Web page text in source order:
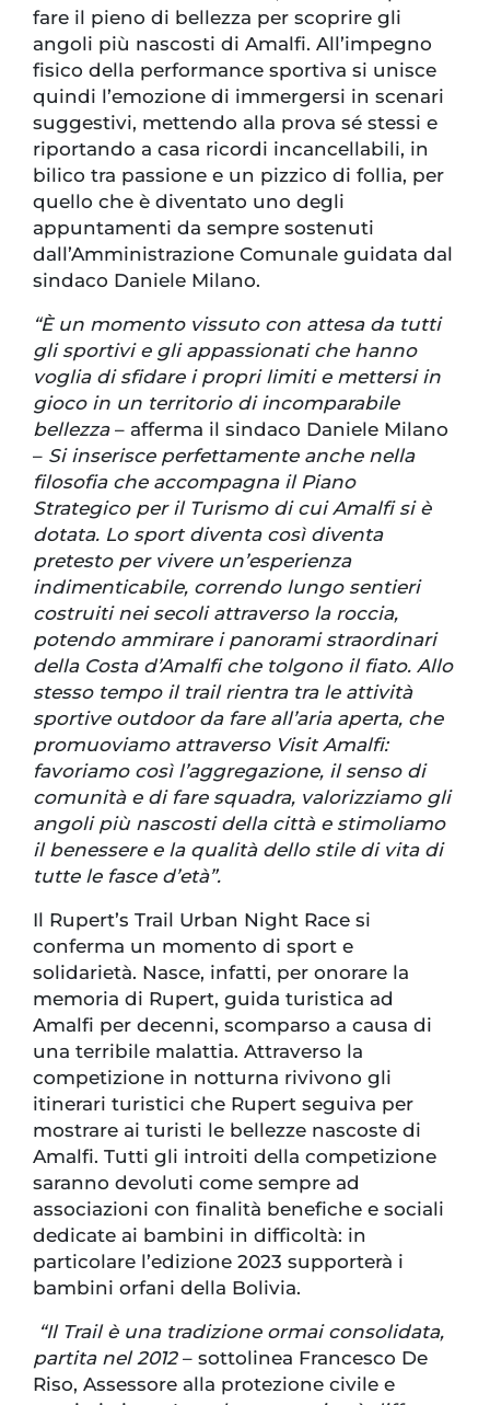
fare il pieno di bellezza per scoprire gli
angoli più nascosti di Amalfi. All’impegno
fisico della performance sportiva si unisce
quindi l’emozione di immergersi in scenari
suggestivi, mettendo alla prova sé stessi e
riportando a casa ricordi incancellabili, in
bilico tra passione e un pizzico di follia, per
quello che è diventato uno degli
appuntamenti da sempre sostenuti
dall’Amministrazione Comunale guidata dal
sindaco Daniele Milano.
“È un momento vissuto con attesa da tutti
gli sportivi e gli appassionati che hanno
voglia di sfidare i propri limiti e mettersi in
gioco in un territorio di incomparabile
bellezza– afferma il sindaco Daniele Milano
– Si inserisce perfettamente anche nella
filosofia che accompagna il Piano
Strategico per il Turismo di cui Amalfi si è
dotata. Lo sport diventa così diventa
pretesto per vivere un’esperienza
indimenticabile, correndo lungo sentieri
costruiti nei secoli attraverso la roccia,
potendo ammirare i panorami straordinari
della Costa d’Amalfi che tolgono il fiato. Allo
stesso tempo il trail rientra tra le attività
sportive outdoor da fare all’aria aperta, che
promuoviamo attraverso Visit Amalfi:
favoriamo così l’aggregazione, il senso di
comunità e di fare squadra, valorizziamo gli
angoli più nascosti della città e stimoliamo
il benessere e la qualità dello stile di vita di
tutte le fasce d’età”.
Il Rupert’s Trail Urban Night Race si
conferma un momento di sport e
solidarietà. Nasce, infatti, per onorare la
memoria di Rupert, guida turistica ad
Amalfi per decenni, scomparso a causa di
una terribile malattia. Attraverso la
competizione in notturna rivivono gli
itinerari turistici che Rupert seguiva per
mostrare ai turisti le bellezze nascoste di
Amalfi. Tutti gli introiti della competizione
saranno devoluti come sempre ad
associazioni con finalità benefiche e sociali
dedicate ai bambini in difficoltà: in
particolare l’edizione 2023 supporterà i
bambini orfani della Bolivia.
“Il Trail è una tradizione ormai consolidata,
partita nel 2012– sottolinea Francesco De
Riso, Assessore alla protezione civile e